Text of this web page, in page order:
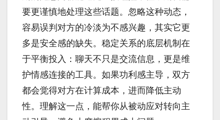
要更谨慎地处理这些话题。忽略这种动态，
容易误判对方的冷淡为不感兴趣，其实它更
多是安全感的缺失。稳定关系的底层机制在
于平衡投入：聊天不只是交流信息，更是维
护情感连接的工具。如果功利感主导，双方
都会觉得对方在计算成本，进而降低主动
性。理解这一点，能帮你从被动应对转向主